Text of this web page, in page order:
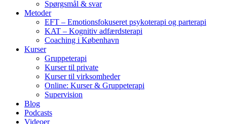
Spørgsmål & svar
Metoder
EFT – Emotionsfokuseret psykoterapi og parterapi
KAT – Kognitiv adfærdsterapi
Coaching i København
Kurser
Gruppeterapi
Kurser til private
Kurser til virksomheder
Online: Kurser & Gruppeterapi
Supervision
Blog
Podcasts
Videoer